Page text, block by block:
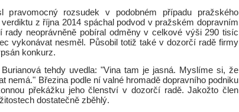
rozsudek v podobném případu pražského
z října 2014 spáchal podvod v pražském dopravním
rady neoprávněně pobíral odměny v celkové výši 290 tisíc
vykonávat nesměl. Působil totiž také v dozorčí radě firmy
konkurz.
tehdy uvedla: "Vina tam je jasná. Myslíme si, že
nemá." Březina podle ní valné hromadě dopravního podniku
překážku jeho členství v dozorčí radě. Jakožto člen
dostatečně zběhlý.